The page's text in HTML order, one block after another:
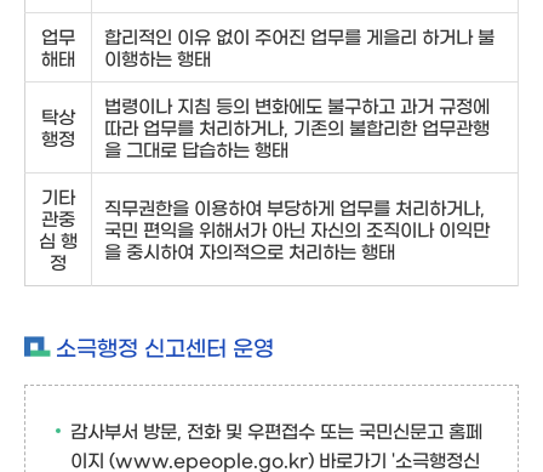
업무
해태
합리적인 이유 없이 주어진 업무를 게을리 하거나 불
이행하는 행태
탁상
행정
법령이나 지침 등의 변화에도 불구하고 과거 규정에
따라 업무를 처리하거나, 기존의 불합리한 업무관행
을 그대로 답습하는 행태
기타
관중
심 행
정
직무권한을 이용하여 부당하게 업무를 처리하거나,
국민 편익을 위해서가 아닌 자신의 조직이나 이익만
을 중시하여 자의적으로 처리하는 행태
소극행정 신고센터 운영
감사부서 방문, 전화 및 우편접수 또는 국민신문고 홈페
이지 (www.epeople.go.kr) 바로가기 '소극행정신